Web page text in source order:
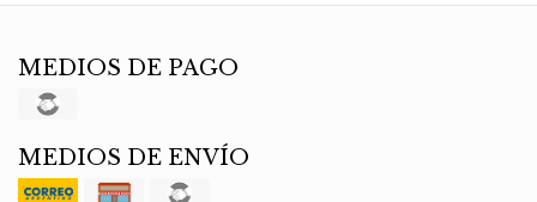
MEDIOS DE PAGO
MEDIOS DE ENVÍO